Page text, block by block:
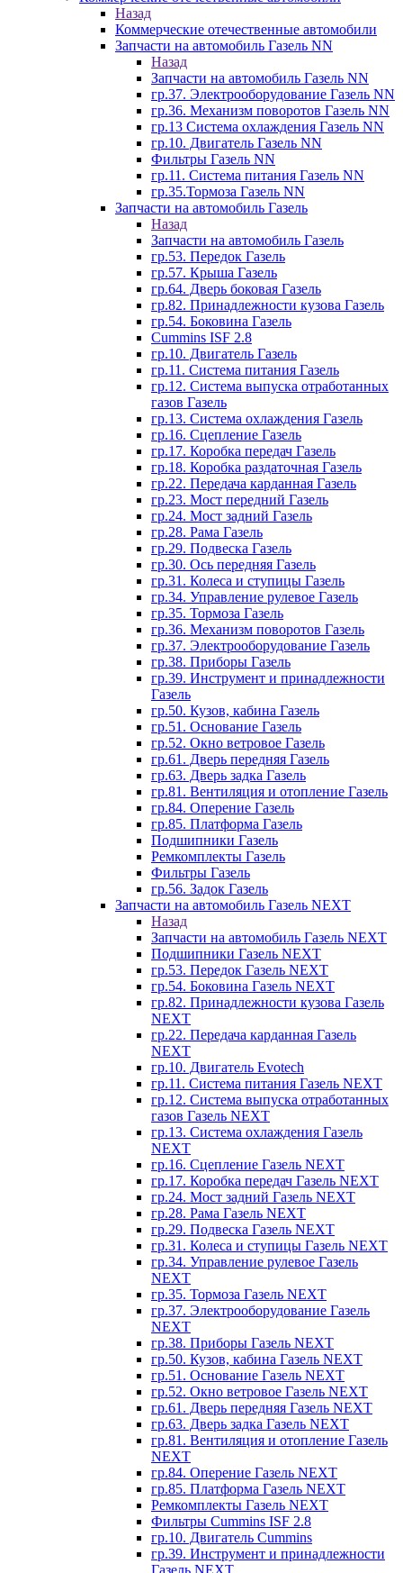
Назад
Коммерческие отечественные автомобили
Запчасти на автомобиль Газель NN
Назад
Запчасти на автомобиль Газель NN
гр.37. Электрооборудование Газель NN
гр.36. Механизм поворотов Газель NN
гр.13 Система охлаждения Газель NN
гр.10. Двигатель Газель NN
Фильтры Газель NN
гр.11. Система питания Газель NN
гр.35.Тормоза Газель NN
Запчасти на автомобиль Газель
Назад
Запчасти на автомобиль Газель
гр.53. Передок Газель
гр.57. Крыша Газель
гр.64. Дверь боковая Газель
гр.82. Принадлежности кузова Газель
гр.54. Боковина Газель
Cummins ISF 2.8
гр.10. Двигатель Газель
гр.11. Система питания Газель
гр.12. Система выпуска отработанных
газов Газель
гр.13. Система охлаждения Газель
гр.16. Сцепление Газель
гр.17. Коробка передач Газель
гр.18. Коробка раздаточная Газель
гр.22. Передача карданная Газель
гр.23. Мост передний Газель
гр.24. Мост задний Газель
гр.28. Рама Газель
гр.29. Подвеска Газель
гр.30. Ось передняя Газель
гр.31. Колеса и ступицы Газель
гр.34. Управление рулевое Газель
гр.35. Тормоза Газель
гр.36. Механизм поворотов Газель
гр.37. Электрооборудование Газель
гр.38. Приборы Газель
гр.39. Инструмент и принадлежности
Газель
гр.50. Кузов, кабина Газель
гр.51. Основание Газель
гр.52. Окно ветровое Газель
гр.61. Дверь передняя Газель
гр.63. Дверь задка Газель
гр.81. Вентиляция и отопление Газель
гр.84. Оперение Газель
гр.85. Платформа Газель
Подшипники Газель
Ремкомплекты Газель
Фильтры Газель
гр.56. Задок Газель
Запчасти на автомобиль Газель NEXT
Назад
Запчасти на автомобиль Газель NEXT
Подшипники Газель NEXT
гр.53. Передок Газель NEXT
гр.54. Боковина Газель NEXT
гр.82. Принадлежности кузова Газель
NEXT
гр.22. Передача карданная Газель
NEXT
гр.10. Двигатель Evotech
гр.11. Система питания Газель NEXT
гр.12. Система выпуска отработанных
газов Газель NEXT
гр.13. Система охлаждения Газель
NEXT
гр.16. Сцепление Газель NEXT
гр.17. Коробка передач Газель NEXT
гр.24. Мост задний Газель NEXT
гр.28. Рама Газель NEXT
гр.29. Подвеска Газель NEXT
гр.31. Колеса и ступицы Газель NEXT
гр.34. Управление рулевое Газель
NEXT
гр.35. Тормоза Газель NEXT
гр.37. Электрооборудование Газель
NEXT
гр.38. Приборы Газель NEXT
гр.50. Кузов, кабина Газель NEXT
гр.51. Основание Газель NEXT
гр.52. Окно ветровое Газель NEXT
гр.61. Дверь передняя Газель NEXT
гр.63. Дверь задка Газель NEXT
гр.81. Вентиляция и отопление Газель
NEXT
гр.84. Оперение Газель NEXT
гр.85. Платформа Газель NEXT
Ремкомплекты Газель NEXT
Фильтры Cummins ISF 2.8
гр.10. Двигатель Cummins
гр.39. Инструмент и принадлежности
Газель NEXT